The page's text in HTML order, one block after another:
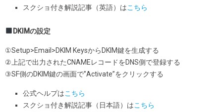
スクショ付き解説記事（英語）はこちら
DKIMの設定
①Setup>Email>DKIM KeysからDKIM鍵を生成する
②上記で出力されたCNAMEレコードをDNS側で登録する
③SF側のDKIM鍵の画面で”Activate”をクリックする
公式ヘルプはこちら
スクショ付き解説記事（日本語）はこちら